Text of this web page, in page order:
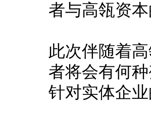
者与高瓴资
此次伴随着
者将会有何
针对实体企